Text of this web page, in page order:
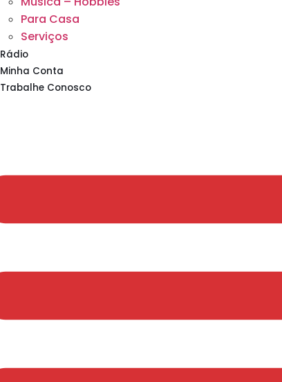
Para Casa
Serviços
Rádio
Minha Conta
Trabalhe Conosco